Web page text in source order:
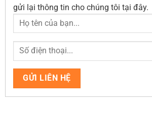
gửi lại thông tin cho chúng tôi tại đây.